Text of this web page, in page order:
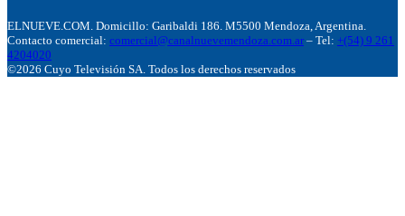
ELNUEVE.COM. Domicillo: Garibaldi 186. M5500 Mendoza, Argentina.
Contacto comercial: comercial@canalnuevemendoza.com.ar – Tel: +(54) 9 261
4204020
©2026 Cuyo Televisión SA. Todos los derechos reservados